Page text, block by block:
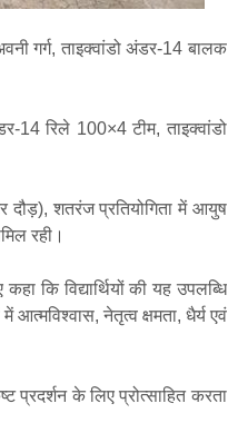
गर्ग, ताइक्वांडो अंडर-14 बालक
14 रिले 100×4 टीम, ताइक्वांडो
दौड़), शतरंज प्रतियोगिता में आयुष
रही।
कि विद्यार्थियों की यह उपलब्धि
नेतृत्व क्षमता, धैर्य एवं
प्रदर्शन के लिए प्रोत्साहित करता